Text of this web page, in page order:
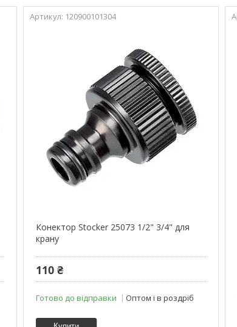
120900101304
Конектор Stocker 25073 1/2" 3/4" для
крану
110 ₴
Готово до відправки Оптом і в роздріб